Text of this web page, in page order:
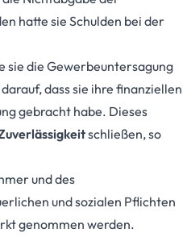
hatte sie Schulden bei der
sie die Gewerbeuntersagung
dass sie ihre finanziellen
gebracht habe. Dieses
schließen, so
und des
und sozialen Pflichten
genommen werden.